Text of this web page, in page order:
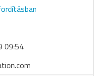
09:54